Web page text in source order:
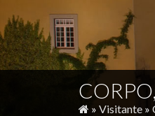
» Visitante »